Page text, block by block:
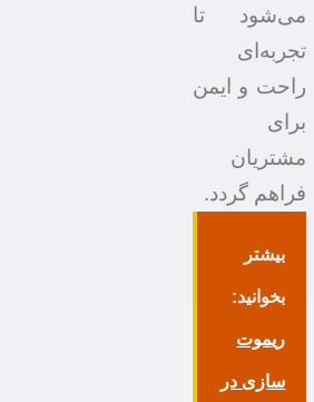
می‌شود تا
تجربه‌ای
راحت و ایمن
برای
مشتریان
فراهم گردد.
بیشتر
بخوانید:
ریموت
سازی در